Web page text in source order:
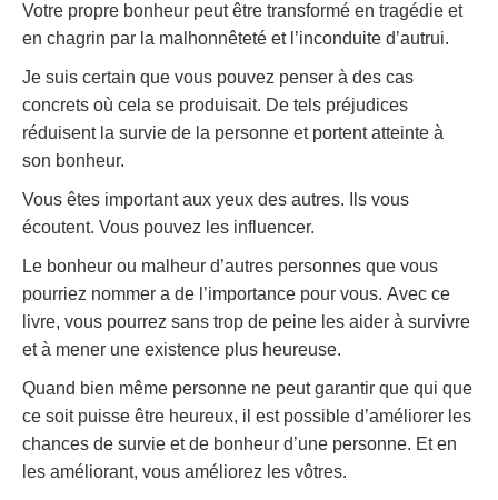
Votre propre bonheur peut être transformé en tragédie et
en chagrin par la malhonnêteté et l’inconduite d’autrui.
Je suis certain que vous pouvez penser à des cas
concrets où cela se produisait. De tels préjudices
réduisent la survie de la personne et portent atteinte à
son bonheur.
Vous êtes important aux yeux des autres. Ils vous
écoutent. Vous pouvez les influencer.
Le bonheur ou malheur d’autres personnes que vous
pourriez nommer a de l’importance pour vous. Avec ce
livre, vous pourrez sans trop de peine les aider à survivre
et à mener une existence plus heureuse.
Quand bien même personne ne peut garantir que qui que
ce soit puisse être heureux, il est possible d’améliorer les
chances de survie et de bonheur d’une personne. Et en
les améliorant, vous améliorez les vôtres.